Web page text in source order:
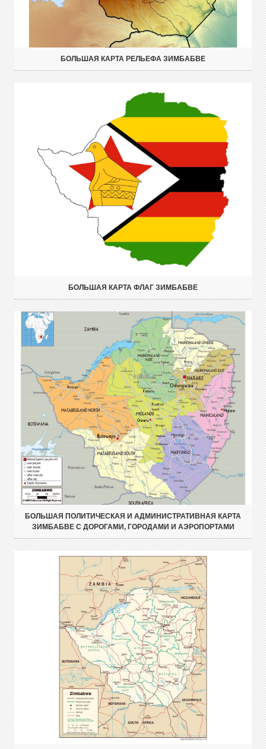
БОЛЬШАЯ КАРТА РЕЛЬЕФА ЗИМБАБВЕ
БОЛЬШАЯ КАРТА ФЛАГ ЗИМБАБВЕ
БОЛЬШАЯ ПОЛИТИЧЕСКАЯ И АДМИНИСТРАТИВНАЯ КАРТА
ЗИМБАБВЕ С ДОРОГАМИ, ГОРОДАМИ И АЭРОПОРТАМИ